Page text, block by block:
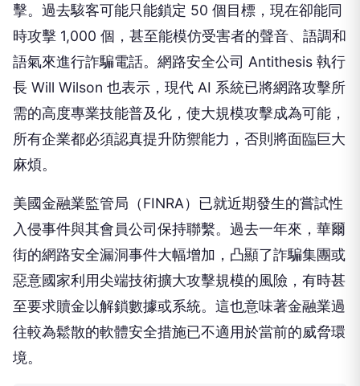
擊。過去駭客可能只能鎖定 50 個目標，現在卻能同
時攻擊 1,000 個，甚至能模仿受害者的聲音、語調和
語氣來進行詐騙電話。網路安全公司 Antithesis 執行
長 Will Wilson 也表示，現代 AI 系統已將網路攻擊所
需的高度專業技能普及化，使大規模攻擊成為可能，
所有企業都必須認真提升防禦能力，否則將面臨巨大
麻煩。
美國金融業監管局（FINRA）已就近期發生的嘗試性
入侵事件與其會員公司保持聯繫。過去一年來，華爾
街的網路安全漏洞事件大幅增加，凸顯了詐騙集團或
惡意國家利用尖端技術擴大攻擊規模的風險，有時甚
至要求贖金以解鎖數據或系統。這也意味著金融業過
往較為鬆散的軟體安全措施已不適用於當前的威脅環
境。